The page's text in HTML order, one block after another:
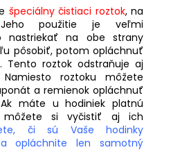
špeciálny čistiaci roztok,na
použitie je veľmi
nastriekať na obe strany
pôsobiť, potom opláchnuť
Tento roztok odstraňuje aj
roztoku môžete
a remienok opláchnuť
máte u hodiniek platnú
môžete si vyčistiť aj ich
či sú Vaše hodinky
opláchnite len samotný